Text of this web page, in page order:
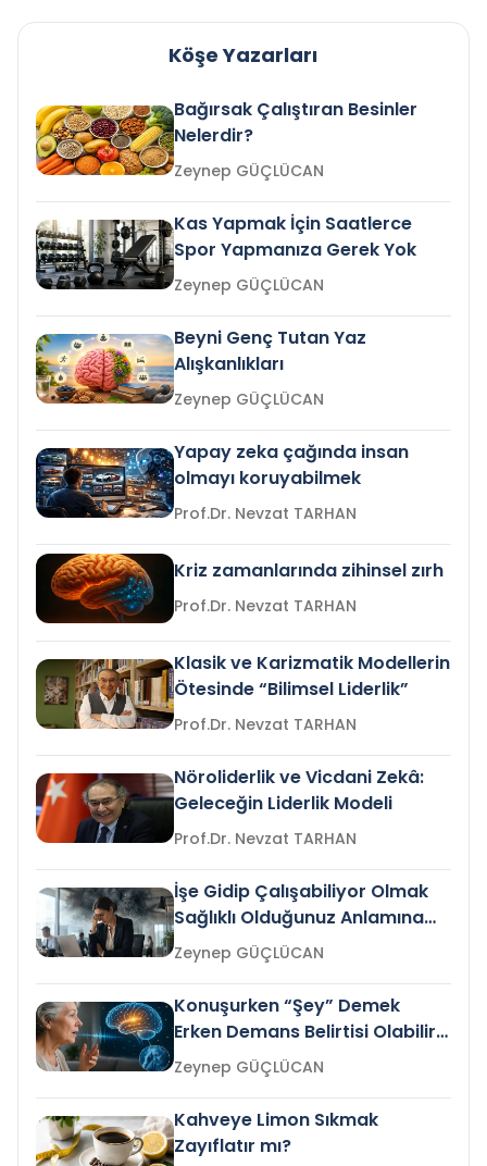
Köşe Yazarları
Bağırsak Çalıştıran Besinler
Nelerdir?
Zeynep GÜÇLÜCAN
Kas Yapmak İçin Saatlerce
Spor Yapmanıza Gerek Yok
Zeynep GÜÇLÜCAN
Beyni Genç Tutan Yaz
Alışkanlıkları
Zeynep GÜÇLÜCAN
Yapay zeka çağında insan
olmayı koruyabilmek
Prof.Dr. Nevzat TARHAN
Kriz zamanlarında zihinsel zırh
Prof.Dr. Nevzat TARHAN
Klasik ve Karizmatik Modellerin
Ötesinde “Bilimsel Liderlik”
Prof.Dr. Nevzat TARHAN
Nöroliderlik ve Vicdani Zekâ:
Geleceğin Liderlik Modeli
Prof.Dr. Nevzat TARHAN
İşe Gidip Çalışabiliyor Olmak
Sağlıklı Olduğunuz Anlamına
Gelir mi?Zeynep GÜÇLÜCAN
Konuşurken “Şey” Demek
Erken Demans Belirtisi Olabilir
mi?
Zeynep GÜÇLÜCAN
Kahveye Limon Sıkmak
Zayıflatır mı?